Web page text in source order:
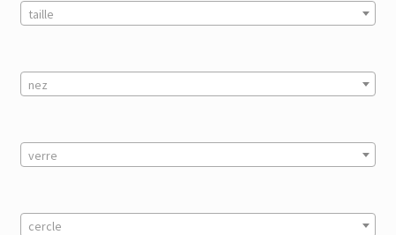
taille
nez
verre
cercle